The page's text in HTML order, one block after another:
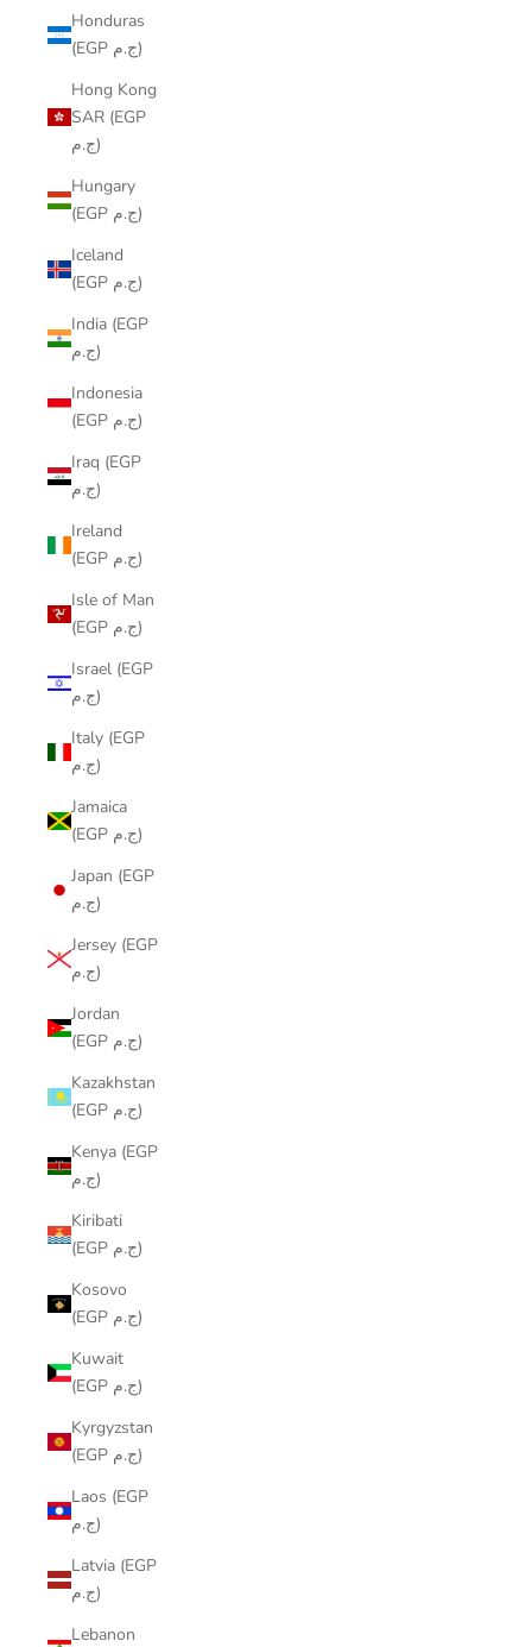
Honduras
(EGP ج.م)
Hong Kong
SAR (EGP
ج.م)
Hungary
(EGP ج.م)
Iceland
(EGP ج.م)
India (EGP
ج.م)
Indonesia
(EGP ج.م)
Iraq (EGP
ج.م)
Ireland
(EGP ج.م)
Isle of Man
(EGP ج.م)
Israel (EGP
ج.م)
Italy (EGP
ج.م)
Jamaica
(EGP ج.م)
Japan (EGP
ج.م)
Jersey (EGP
ج.م)
Jordan
(EGP ج.م)
Kazakhstan
(EGP ج.م)
Kenya (EGP
ج.م)
Kiribati
(EGP ج.م)
Kosovo
(EGP ج.م)
Kuwait
(EGP ج.م)
Kyrgyzstan
(EGP ج.م)
Laos (EGP
ج.م)
Latvia (EGP
ج.م)
Lebanon